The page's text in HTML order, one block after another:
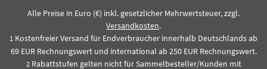
Alle Preise in Euro (€) inkl. gesetzlicher Mehrwertsteuer, zzgl.
Versandkosten.
1 Kostenfreier Versand für Endverbraucher innerhalb Deutschlands ab
69 EUR Rechnungswert und international ab 250 EUR Rechnungswert.
2Rabattstufen gelten nicht für Sammelbesteller/Kunden mit